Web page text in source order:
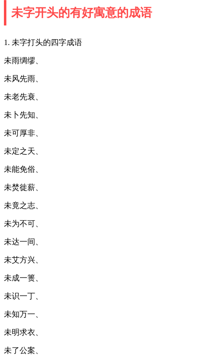
未字开头的有好寓意的成语
1. 未字打头的四字成语
未雨绸缪、
未风先雨、
未老先衰、
未卜先知、
未可厚非、
未定之天、
未能免俗、
未焚徙薪、
未竟之志、
未为不可、
未达一间、
未艾方兴、
未成一篑、
未识一丁、
未知万一、
未明求衣、
未了公案、